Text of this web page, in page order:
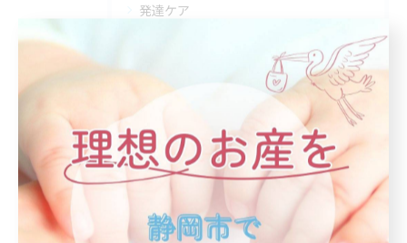
発達ケア
育児サポート
まるまる育児
マタニティー・出産
健康法
体づくり